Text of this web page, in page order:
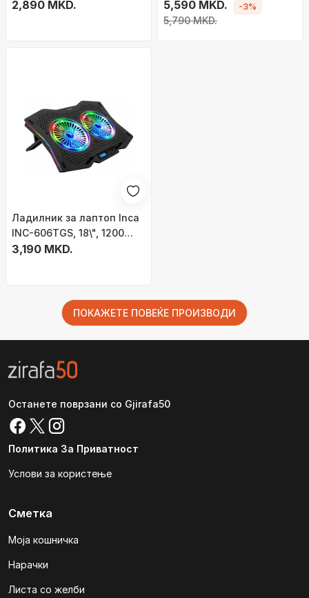
Air C HL02 KP, 7"-12", HUB
2,890 MKD. 5,590 MKD.
5,790 MKD.
-3%
Ладилник за лаптоп Inca
INC-606TGS, 18\", 1200
RPM, црн
3,190 MKD.
ПОКАЖЕТЕ ПОВЕЌЕ ПРОИЗВОДИ
Останете поврзани со Gjirafa50
Политика За Приватност
Услови за користење
Сметка
Моја кошничка
Нарачки
Листа со желби